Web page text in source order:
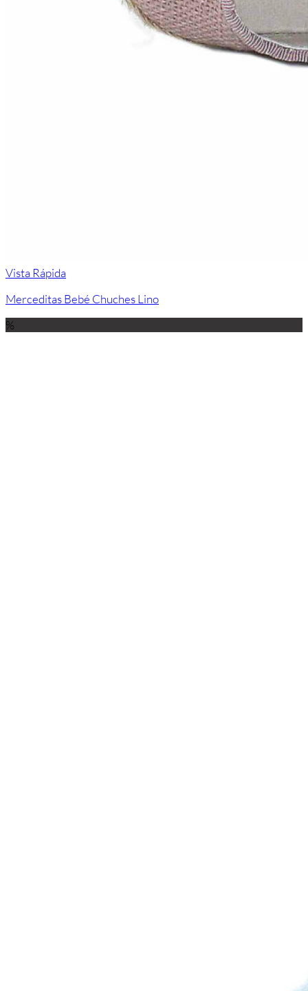
Vista Rápida
Merceditas Bebé Chuches Lino
%